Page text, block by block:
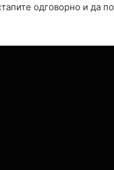
одговорно и да